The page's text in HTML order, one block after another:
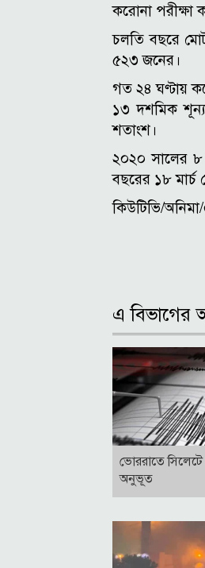
করোনা পরীক্ষা
চলতি বছরে
৫২৩ জনের।
গত ২৪ ঘণ্টায়
১৩ দশমিক
শতাংশ।
২০২০ সালের ৮
বছরের ১৮ মার্চ
কিউটিভি/
এ বিভাগের
ভোররাতে
অনুভূত